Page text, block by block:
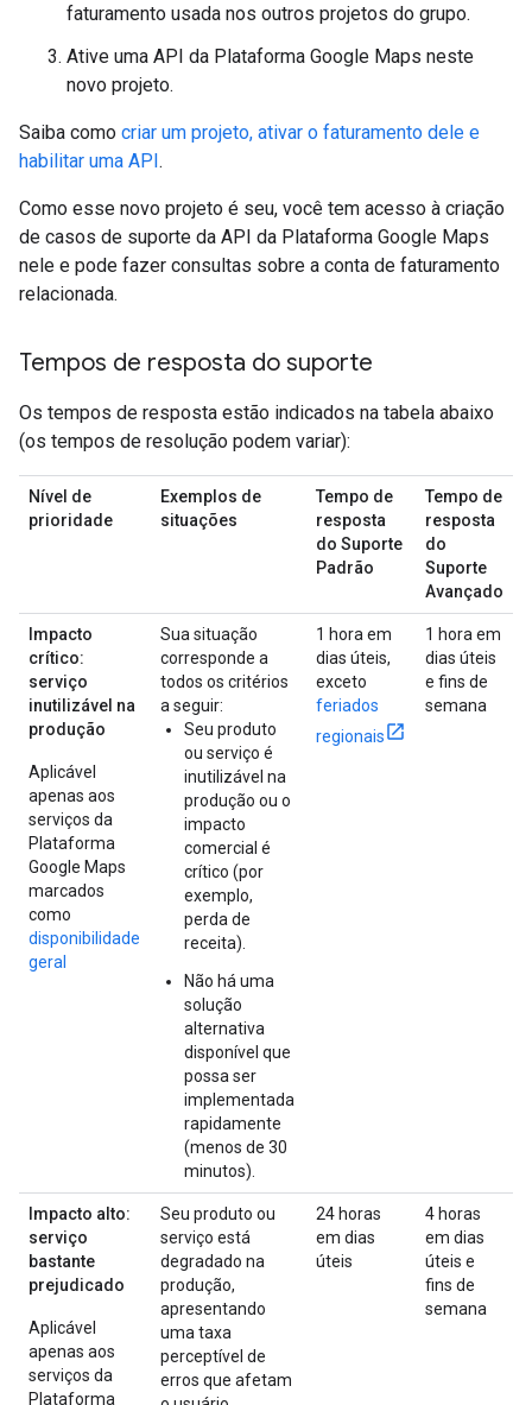
faturamento usada nos outros projetos do grupo.
Ative uma API da Plataforma Google Maps neste
novo projeto.
Saiba como criar um projeto, ativar o faturamento dele e
habilitar uma API.
Como esse novo projeto é seu, você tem acesso à criação
de casos de suporte da API da Plataforma Google Maps
nele e pode fazer consultas sobre a conta de faturamento
relacionada.
Tempos de resposta do suporte
Os tempos de resposta estão indicados na tabela abaixo
(os tempos de resolução podem variar):
Nível de
prioridade
Exemplos de
situações
Tempo de
resposta
do Suporte
Padrão
Tempo de
resposta
do
Suporte
Avançado
Impacto
crítico:
serviço
inutilizável na
produção
Aplicável
apenas aos
serviços da
Plataforma
Google Maps
marcados
como
disponibilidade
geral
Sua situação
corresponde a
todos os critérios
a seguir:
Seu produto
ou serviço é
inutilizável na
produção ou o
impacto
comercial é
crítico (por
exemplo,
perda de
receita).
Não há uma
solução
alternativa
disponível que
possa ser
implementada
rapidamente
(menos de 30
minutos).
1 hora em
dias úteis,
exceto
feriados
regionais
1 hora em
dias úteis
e fins de
semana
Impacto alto:
serviço
bastante
prejudicado
Aplicável
apenas aos
serviços da
Plataforma
Seu produto ou
serviço está
degradado na
produção,
apresentando
uma taxa
perceptível de
erros que afetam
24 horas
em dias
úteis
4 horas
em dias
úteis e
fins de
semana